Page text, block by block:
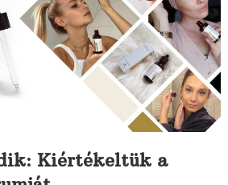
Kiértékeltük a